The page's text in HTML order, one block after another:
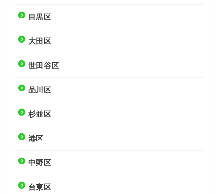
目黒区
大田区
世田谷区
品川区
杉並区
港区
中野区
台東区